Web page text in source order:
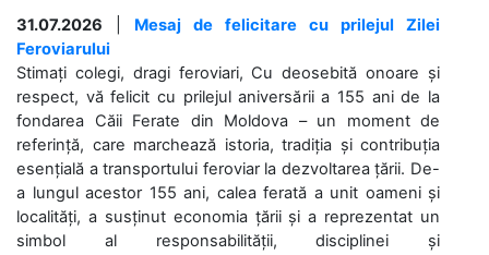
31.07.2026
Mesaj de felicitare cu prilejul Zilei
Feroviarului
Stimați colegi, dragi feroviari, Cu deosebită onoare și
respect, vă felicit cu prilejul aniversării a 155 ani de la
fondarea Căii Ferate din Moldova – un moment de
referință, care marchează istoria, tradiția și contribuția
esențială a transportului feroviar la dezvoltarea țării. De-
a lungul acestor 155 ani, calea ferată a unit oameni și
localități, a susținut economia țării și a reprezentat un
simbol al responsabilității, disciplinei și